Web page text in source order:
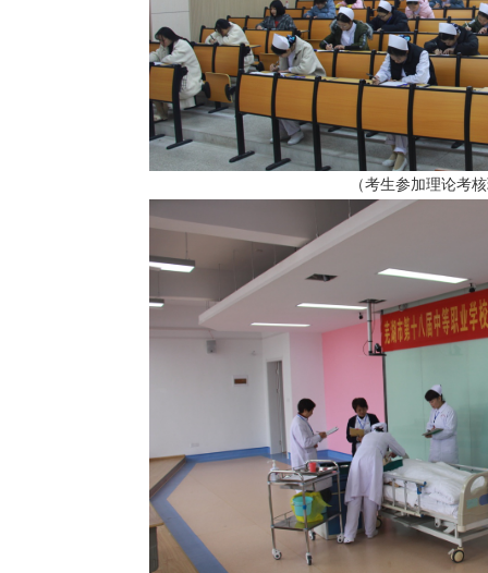
（考生参加理论考